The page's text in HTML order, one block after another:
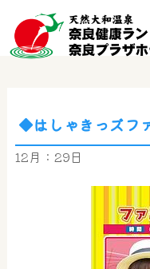
◆はしゃきっズフ
12月：29日
奈良健康ラ
ご質問をお